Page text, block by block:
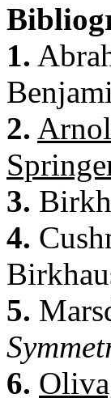
1.
2.
3.
4.
5.
6.